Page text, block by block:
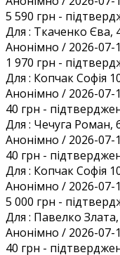
5 590 грн -
Для : Ткаченко Єва,
Анонiмно / 2026-07-
1 970 грн -
Для : Копчак Софія
Анонiмно / 2026-07-
40 грн -
Для : Чечуга Роман,
Анонiмно / 2026-07-
40 грн -
Для : Копчак Софія
Анонiмно / 2026-07-
5 000 грн -
Для : Павелко
Анонiмно / 2026-07-
40 грн -